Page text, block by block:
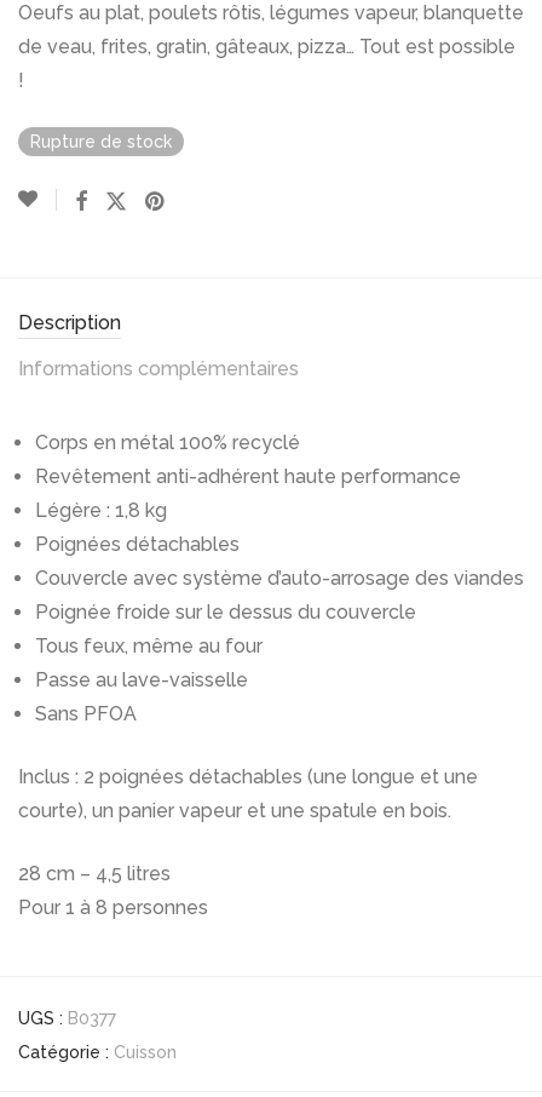
Oeufs au plat, poulets rôtis, légumes vapeur, blanquette
de veau, frites, gratin, gâteaux, pizza… Tout est possible
!
Rupture de stock
Description
Informations complémentaires
Corps en métal 100% recyclé
Revêtement anti-adhérent haute performance
Légère : 1,8 kg
Poignées détachables
Couvercle avec système d’auto-arrosage des viandes
Poignée froide sur le dessus du couvercle
Tous feux, même au four
Passe au lave-vaisselle
Sans PFOA
Inclus : 2 poignées détachables (une longue et une
courte), un panier vapeur et une spatule en bois.
28 cm – 4,5 litres
Pour 1 à 8 personnes
UGS : B0377
Catégorie : Cuisson